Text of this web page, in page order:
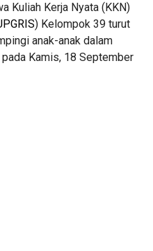
Kuliah Kerja Nyata (KKN)
) Kelompok 39 turut
anak-anak dalam
pada Kamis, 18 September